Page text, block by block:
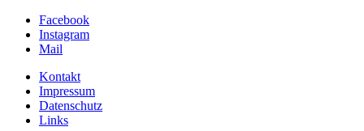
Facebook
Instagram
Mail
Kontakt
Impressum
Datenschutz
Links